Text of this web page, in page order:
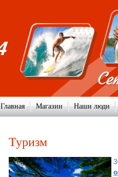
Главная Магазин Наши люди
Туризм